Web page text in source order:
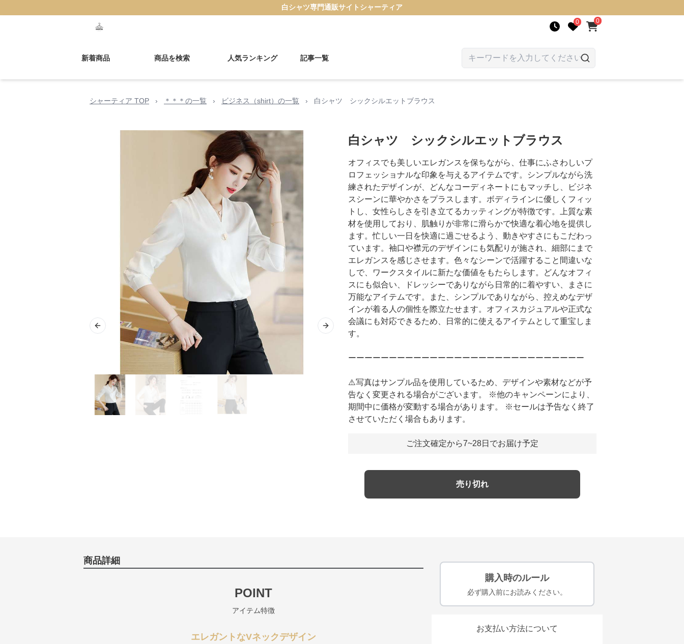
白シャツ専門通販サイト シャーティア
0 0
新着商品 商品を検索 人気ランキング 記事一覧
シャーティア TOP › ＊＊＊の一覧 › ビジネス（shirt）の一覧 › 白シャツ シックシルエットブラウス
Previous slide Next slide
白シャツ シックシルエットブラウス
オフィスでも美しいエレガンスを保ちながら、仕事にふさわしいプ
ロフェッショナルな印象を与えるアイテムです。シンプルながら洗
練されたデザインが、どんなコーディネートにもマッチし、ビジネ
スシーンに華やかさをプラスします。ボディラインに優しくフィッ
トし、女性らしさを引き立てるカッティングが特徴です。上質な素
材を使用しており、肌触りが非常に滑らかで快適な着心地を提供し
ます。忙しい一日を快適に過ごせるよう、動きやすさにもこだわっ
ています。袖口や襟元のデザインにも気配りが施され、細部にまで
エレガンスを感じさせます。色々なシーンで活躍すること間違いな
しで、ワークスタイルに新たな価値をもたらします。どんなオフィ
スにも似合い、ドレッシーでありながら日常的に着やすい、まさに
万能なアイテムです。また、シンプルでありながら、控えめなデザ
インが着る人の個性を際立たせます。オフィスカジュアルや正式な
会議にも対応できるため、日常的に使えるアイテムとして重宝しま
す。
ーーーーーーーーーーーーーーーーーーーーーーーーーーーーー
⚠️写真はサンプル品を使用しているため、デザインや素材などが予
告なく変更される場合がございます。 ※他のキャンペーンにより、
期間中に価格が変動する場合があります。 ※セールは予告なく終了
させていただく場合もあります。
ご注文確定から7~28日でお届け予定
売り切れ
商品詳細
POINT
アイテム特徴
エレガントなVネックデザイン
購入時のルール
必ず購入前にお読みください。
お支払い方法について